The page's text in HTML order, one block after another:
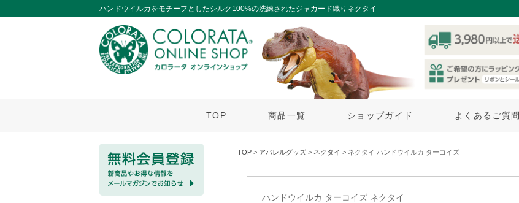
ハンドウイルカをモチーフとしたシルク100%の洗練されたジャカード織りネクタイ
TOP 商品一覧 ショップガイド よくあるご質問
TOP > アパレルグッズ > ネクタイ > ネクタイ ハンドウイルカ ターコイズ
ハンドウイルカ ターコイズ ネクタイ